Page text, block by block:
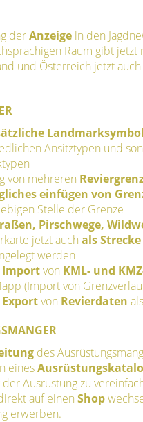
derAnzeige in den
Raum gibt jetzt
und Österreich jetzt
Ansitztypen und
von mehreren
einfügen von
Stelle der Grenze
Pirschwege,
jetzt auch als Strecke
werden
Importvon KML- und
(Import von
Exportvon Revierdaten
des
eines
der Ausrüstung zu
auf einen Shop
erwerben.